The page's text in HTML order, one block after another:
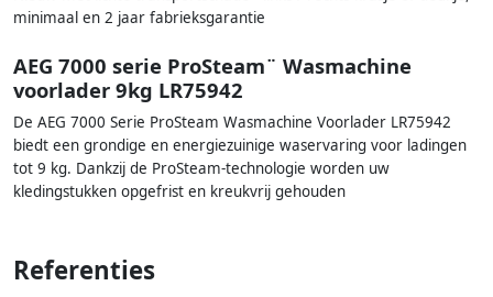
minimaal en 2 jaar fabrieksgarantie
AEG 7000 serie ProSteam¨ Wasmachine
voorlader 9kg LR75942
De AEG 7000 Serie ProSteam Wasmachine Voorlader LR75942
biedt een grondige en energiezuinige waservaring voor ladingen
tot 9 kg. Dankzij de ProSteam-technologie worden uw
kledingstukken opgefrist en kreukvrij gehouden
Referenties